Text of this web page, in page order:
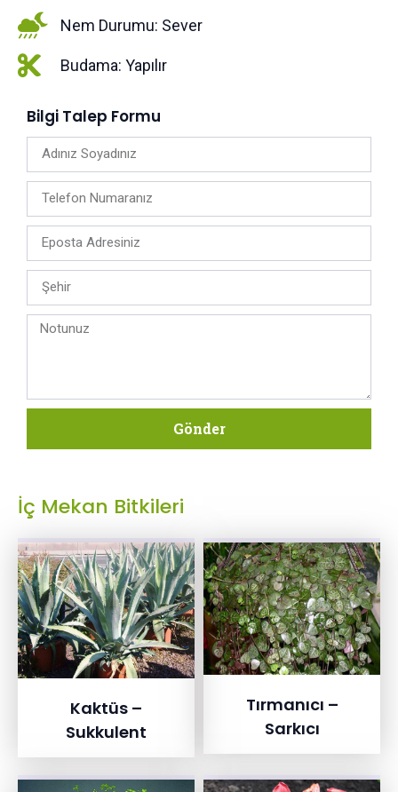
Nem Durumu: Sever
Budama: Yapılır
Bilgi Talep Formu
Gönder
İç Mekan Bitkileri
Kaktüs –
Sukkulent
Tırmanıcı –
Sarkıcı